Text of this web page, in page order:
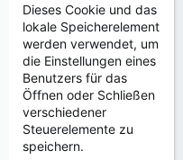
Dieses Cookie und das
lokale Speicherelement
werden verwendet, um
die Einstellungen eines
Benutzers für das
Öffnen oder Schließen
verschiedener
Steuerelemente zu
speichern.